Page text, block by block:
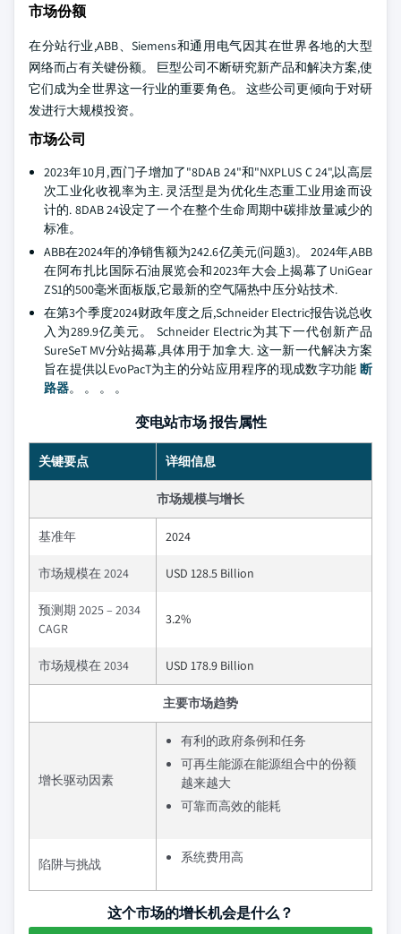
市场份额
在分站行业,ABB、Siemens和通用电气因其在世界各地的大型
网络而占有关键份额。 巨型公司不断研究新产品和解决方案,使
它们成为全世界这一行业的重要角色。 这些公司更倾向于对研
发进行大规模投资。
市场公司
2023年10月,西门子增加了"8DAB 24"和"NXPLUS C 24",以高层
次工业化收视率为主. 灵活型是为优化生态重工业用途而设
计的. 8DAB 24设定了一个在整个生命周期中碳排放量减少的
标准。
ABB在2024年的净销售额为242.6亿美元(问题3)。 2024年,ABB
在阿布扎比国际石油展览会和2023年大会上揭幕了UniGear
ZS1的500毫米面板版,它最新的空气隔热中压分站技术.
在第3个季度2024财政年度之后,Schneider Electric报告说总收
入为289.9亿美元。 Schneider Electric为其下一代创新产品
SureSeT MV分站揭幕,具体用于加拿大. 这一新一代解决方案
旨在提供以EvoPacT为主的分站应用程序的现成数字功能 断
路器。 。 。 。
变电站市场 报告属性
关键要点 详细信息
市场规模与增长
基准年 2024
市场规模在 2024 USD 128.5 Billion
预测期 2025 – 2034
CAGR
3.2%
市场规模在 2034 USD 178.9 Billion
主要市场趋势
增长驱动因素
有利的政府条例和任务
可再生能源在能源组合中的份额
越来越大
可靠而高效的能耗
陷阱与挑战 系统费用高
这个市场的增长机会是什么？